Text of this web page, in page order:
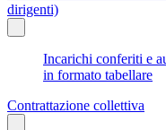
dirigenti)
Incarichi conferiti e
in formato tabellare
Contrattazione collettiva